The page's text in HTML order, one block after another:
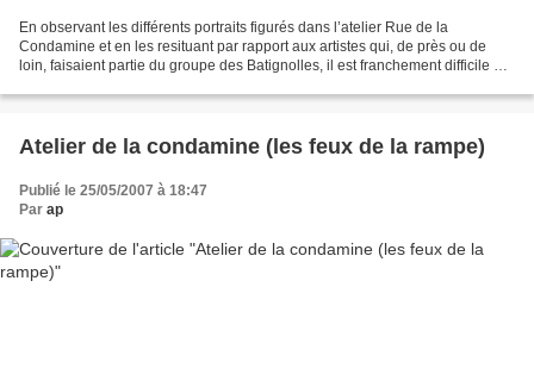
En observant les différents portraits figurés dans l’atelier Rue de la
Condamine et en les resituant par rapport aux artistes qui, de près ou de
loin, faisaient partie du groupe des Batignolles, il est franchement difficile de
Atelier de la condamine (les feux de la rampe)
Publié le 25/05/2007 à 18:47
Par ap